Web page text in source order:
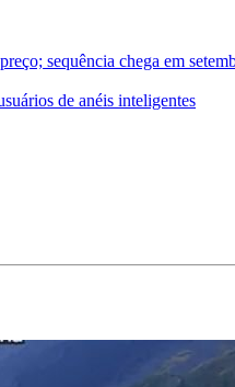
sequência chega em
de anéis inteligentes